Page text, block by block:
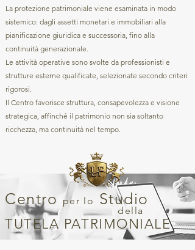
La protezione patrimoniale viene esaminata in modo
sistemico: dagli assetti monetari e immobiliari alla
pianificazione giuridica e successoria, fino alla
continuità generazionale.
Le attività operative sono svolte da professionisti e
strutture esterne qualificate, selezionate secondo criteri
rigorosi.
Il Centro favorisce struttura, consapevolezza e visione
strategica, affinché il patrimonio non sia soltanto
ricchezza, ma continuità nel tempo.
Centro per lo Studio
TUTELA PATRIMONIALE
della